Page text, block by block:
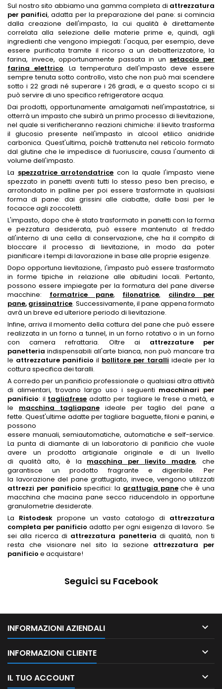
Sul nostro sito abbiamo una gamma completa di attrezzatura
per panifici, adatta per la preparazione del pane: si comincia
dalla creazione dell'impasto, la cui qualità è direttamente
correlata alla selezione delle materie prime e, quindi, agli
ingredienti che vengono impiegati: l'acqua, per esempio, deve
essere purificata tramite il ricorso a un debatterizzatore, la
farina, invece, opportunamente passata in un setaccio per
farina elettrico. La temperatura dell'impasto deve essere
sempre tenuta sotto controllo, visto che non può mai scendere
sotto i 22 gradi né superare i 26 gradi, e a questo scopo ci si
può servire di uno specifico refrigeratore acqua.
Dai prodotti, opportunamente amalgamati nell'impastatrice, si
otterrà un impasto che subirà un primo processo di lievitazione,
nel quale si verificheranno reazioni chimiche: il lievito trasforma
il glucosio presente nell'impasto in alcool etilico anidride
carbonica. Quest'ultima, poichè trattenuta nel reticolo formato
dal glutine che le impedisce di fuoriuscire, causa l'aumento di
volume dell'impasto.
La spezzatrice arrotondatrice con la quale l'impasto viene
spezzato in panetti aventi tutti lo stesso peso ben preciso, e
arrotondato in palline per poi essere trasformate in qualsiasi
forma di pane: dai grissini alle ciabatte, dalle basi per le
focacce agli zoccoletti.
L'impasto, dopo che è stato trasformato in panetti con la forma
e pezzatura desiderata, può essere mantenuto al freddo
all'interno di una cella di conservazione, che ha il compito di
bloccare il processo di lievitazione, in modo da poter
pianificare i tempi di lavorazione in base alle proprie esigenze.
Dopo opportuna lievitazione, l'impasto può essere trasformato
in forme tipiche in relazione alle abitudini locali. Pertanto,
possono essere impiegate per la formatura del pane diverse
macchine: formatrice pane, filonatrice,
cilindro per
pane, grissinatrice. Successivamente, il pane appena formato
avrà un breve ed ulteriore periodo di lievitazione.
Infine, arriva il momento della cottura del pane che può essere
realizzata in un forno a tunnel, in un forno rotativo o in un forno
con camera refrattaria. Oltre ai attrezzature per
panetteria indispensabili all'arte bianca, non può mancare tra
le attrezzature panificio il bollitore per taralli ideale per la
cottura specifica dei taralli.
A corredo per un panificio professionale o qualsiasi altra attività
di alimentari, trovano largo uso i seguenti macchinari per
panificio: il tagliafrese adatto per tagliare le frese a metà, e
le macchina tagliapaneideale pertaglio del pane a
fette. Quest'ultime adatte per tagliare baguette, filoni e panini, e
possono
essere manuali, semiautomatiche, automatiche e self-service.
La punta di diamante di un laboratorio di panificio che vuole
avere un prodotto artigianale originale e di un livello
di qualità alto, è la macchina per lievito madre, che
garantisce un prodottofragrante e digeribile.Per
la lavorazione del pane grattugiato, invece, vengono utilizzati
attrezzi per panificio specifici: la grattugia paneche è una
macchina che macina pane secco riducendolo in opportune
granulometrie desiderate.
La Ristodesk propone un vasto catalogo di attrezzatura
completa per panificio adatto per ogni esigenza di lavoro. Se
sei alla ricerca di attrezzatura panetteria di qualità, non ti
resta che visionare nel sito la sezione attrezzatura per
panificio e acquistare!
Seguici su Facebook
INFORMAZIONI AZIENDALI 
INFORMAZIONI CLIENTE 
IL TUO ACCOUNT 